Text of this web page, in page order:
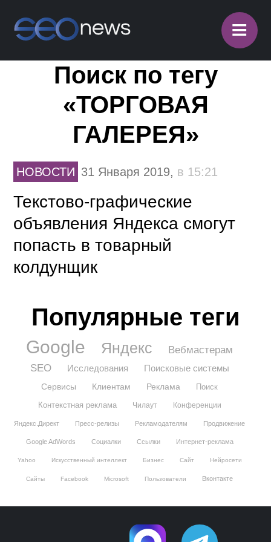
≡
Поиск по тегу
«ТОРГОВАЯ
ГАЛЕРЕЯ»
НОВОСТИ 31 Января 2019, в 15:21
Текстово-графические
объявления Яндекса смогут
попасть в товарный
колдунщик
Популярные теги
Google Яндекс
Вебмастерам
SEO
Исследования Поисковые системы
Сервисы Клиентам Реклама
Поиск
Контекстная реклама
Чилаут Конференции
Яндекс.Директ Пресс-релизы Рекламодателям Продвижение
Google AdWords Социалки Ссылки Интернет-реклама
Yahoo Искусственный интеллект Бизнес Сайт Нейросети
Сайты Facebook Microsoft Пользователи Вконтакте